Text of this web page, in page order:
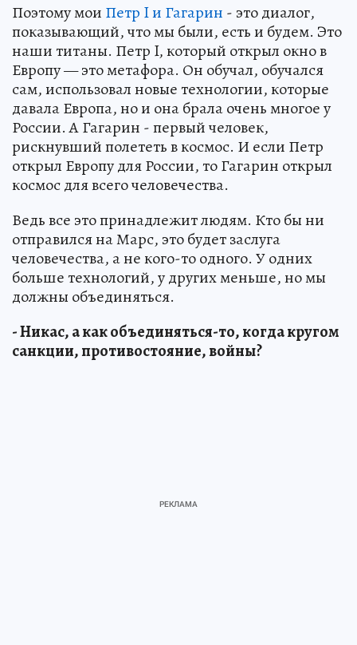
Поэтому мои Петр I и Гагарин - это диалог,
показывающий, что мы были, есть и будем. Это
наши титаны. Петр I, который открыл окно в
Европу — это метафора. Он обучал, обучался
сам, использовал новые технологии, которые
давала Европа, но и она брала очень многое у
России. А Гагарин - первый человек,
рискнувший полететь в космос. И если Петр
открыл Европу для России, то Гагарин открыл
космос для всего человечества.
Ведь все это принадлежит людям. Кто бы ни
отправился на Марс, это будет заслуга
человечества, а не кого-то одного. У одних
больше технологий, у других меньше, но мы
должны объединяться.
- Никас, а как объединяться-то, когда кругом
санкции, противостояние, войны?